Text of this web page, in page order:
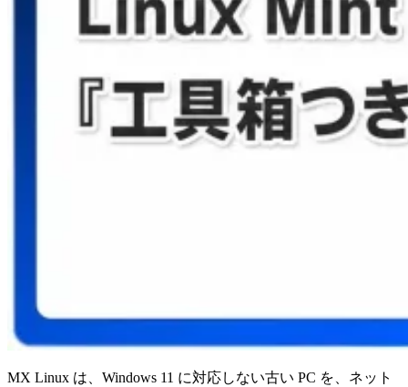
MX Linux は、Windows 11 に対応しない古い PC を、ネット